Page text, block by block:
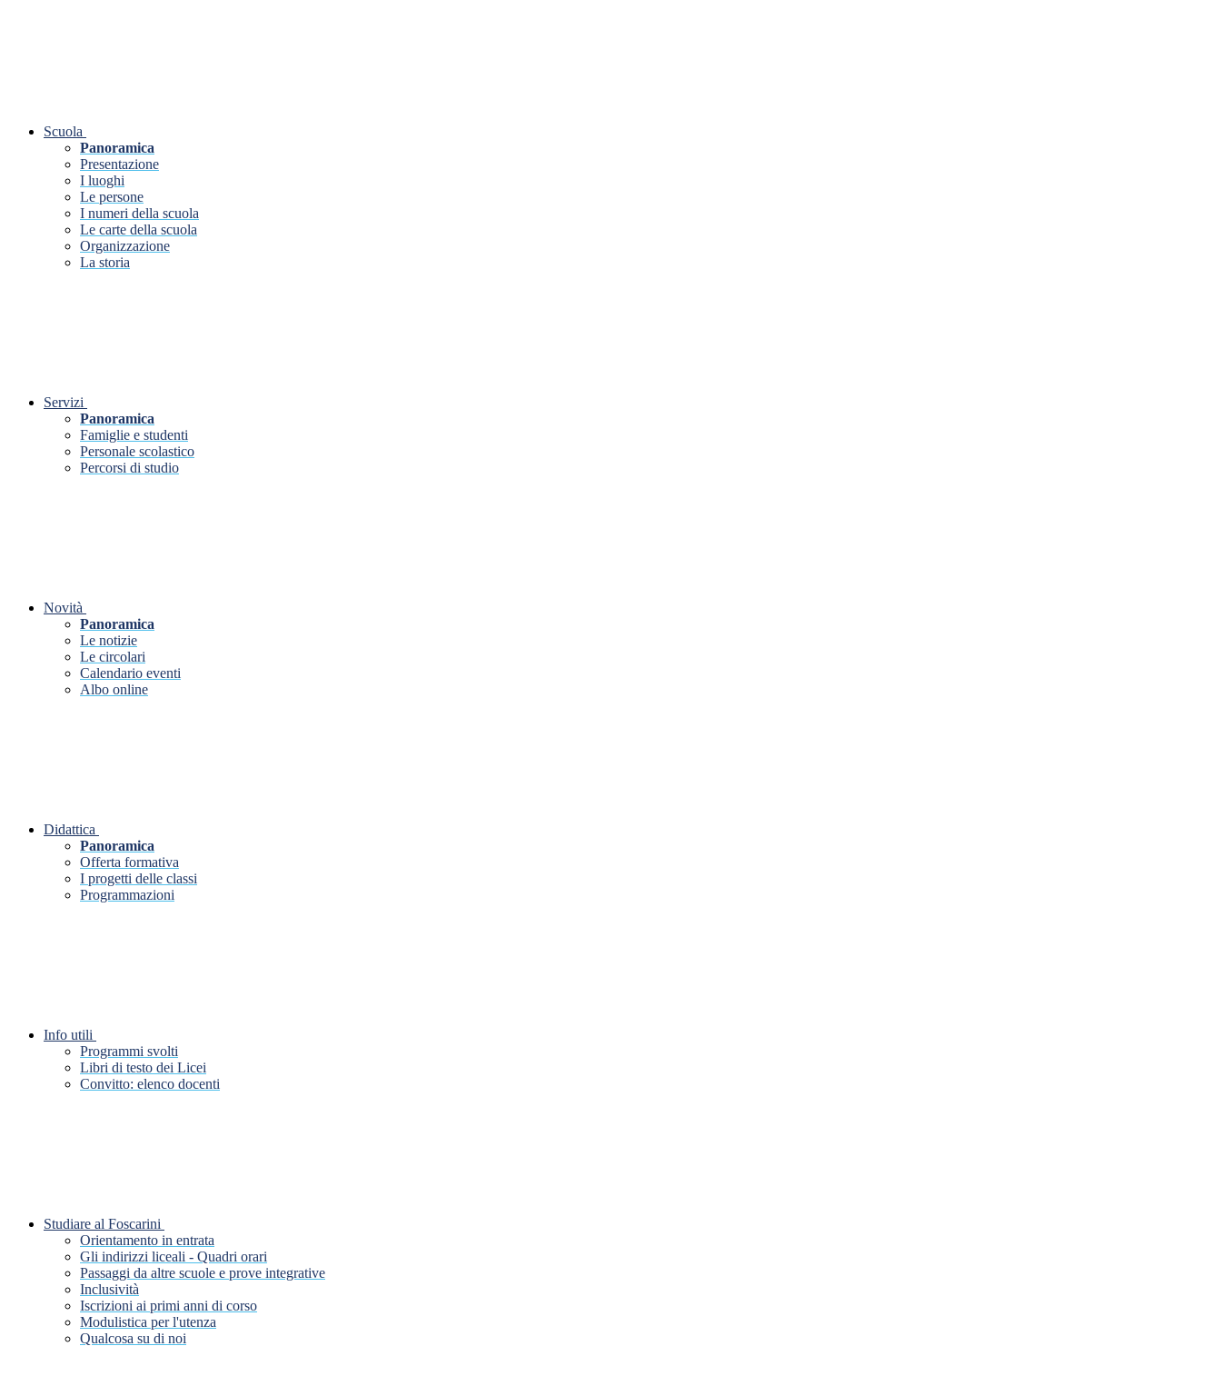
Scuola
Panoramica
Presentazione
I luoghi
Le persone
I numeri della scuola
Le carte della scuola
Organizzazione
La storia
Servizi
Panoramica
Famiglie e studenti
Personale scolastico
Percorsi di studio
Novità
Panoramica
Le notizie
Le circolari
Calendario eventi
Albo online
Didattica
Panoramica
Offerta formativa
I progetti delle classi
Programmazioni
Info utili
Programmi svolti
Libri di testo dei Licei
Convitto: elenco docenti
Studiare al Foscarini
Orientamento in entrata
Gli indirizzi liceali - Quadri orari
Passaggi da altre scuole e prove integrative
Inclusività
Iscrizioni ai primi anni di corso
Modulistica per l'utenza
Qualcosa su di noi